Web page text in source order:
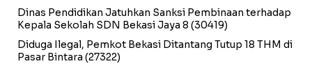
Dinas Pendidikan Jatuhkan Sanksi Pembinaan terhadap
Kepala Sekolah SDN Bekasi Jaya 8 (30419)
Diduga Ilegal, Pemkot Bekasi Ditantang Tutup 18 THM di
Pasar Bintara (27322)